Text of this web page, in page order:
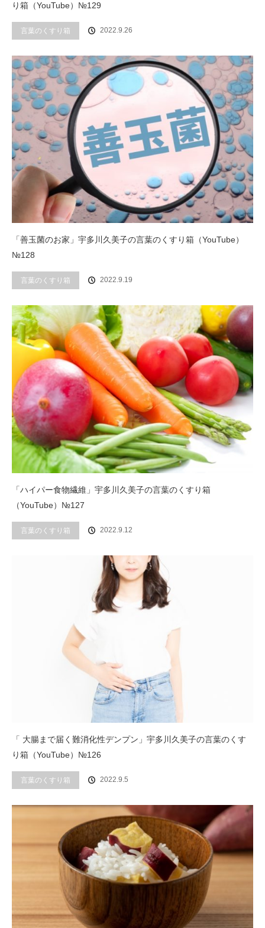
り箱（YouTube）№129
言葉のくすり箱 2022.9.26
「善玉菌のお家」宇多川久美子の言葉のくすり箱（YouTube）
№128
言葉のくすり箱 2022.9.19
「ハイパー食物繊維」宇多川久美子の言葉のくすり箱
（YouTube）№127
言葉のくすり箱 2022.9.12
「 大腸まで届く難消化性デンプン」宇多川久美子の言葉のくす
り箱（YouTube）№126
言葉のくすり箱 2022.9.5